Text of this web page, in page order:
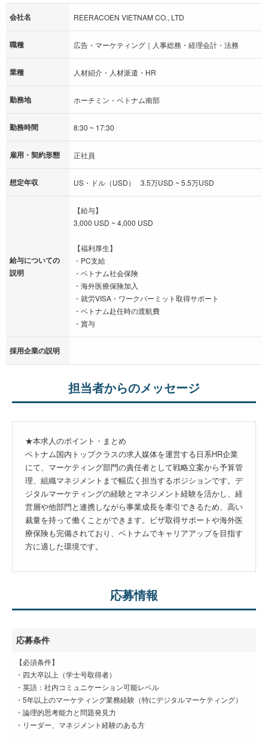
会社名 REERACOEN VIETNAM CO., LTD
職種 広告・マーケティング｜人事総務・経理会計・法務
業種 人材紹介・人材派遣・HR
勤務地 ホーチミン・ベトナム南部
勤務時間 8:30 ~ 17:30
雇用・契約形態 正社員
想定年収 US・ドル（USD） 3.5万USD ~ 5.5万USD
給与についての
説明
【給与】
3,000 USD ~ 4,000 USD
【福利厚生】
・PC支給
・ベトナム社会保険
・海外医療保険加入
・就労VISA・ワークパーミット取得サポート
・ベトナム赴任時の渡航費
・賞与
採用企業の説明
担当者からのメッセージ
★本求人のポイント・まとめ
ベトナム国内トップクラスの求人媒体を運営する日系HR企業
にて、マーケティング部門の責任者として戦略立案から予算管
理、組織マネジメントまで幅広く担当するポジションです。デ
ジタルマーケティングの経験とマネジメント経験を活かし、経
営層や他部門と連携しながら事業成長を牽引できるため、高い
裁量を持って働くことができます。ビザ取得サポートや海外医
療保険も完備されており、ベトナムでキャリアアップを目指す
方に適した環境です。
応募情報
応募条件
【必須条件】
・四大卒以上（学士号取得者）
・英語：社内コミュニケーション可能レベル
・5年以上のマーケティング業務経験（特にデジタルマーケティング）
・論理的思考能力と問題発見力
・リーダー、マネジメント経験のある方